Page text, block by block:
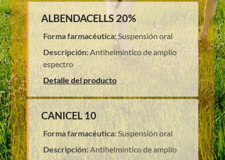
ALBENDACELLS 20%
Forma farmacéutica:Suspensión oral
Descripción:Antihelmíntico de amplio
espectro
Detalle del producto
CANICEL 10
Forma farmacéutica:Suspensión oral
Descripción:Antihelmíntico de amplio